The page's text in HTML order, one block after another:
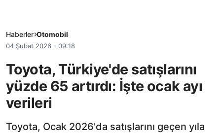
Haberler Otomobil
04 Şubat 2026 - 09:18
Toyota, Türkiye'de satışlarını
yüzde 65 artırdı: İşte ocak ayı
verileri
Toyota, Ocak 2026'da satışlarını geçen yıla